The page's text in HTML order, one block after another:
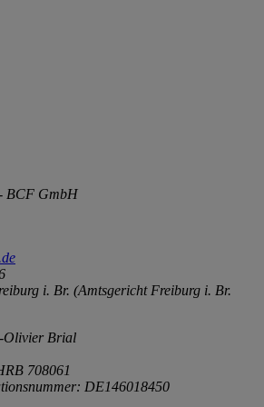
BCF GmbH
i. Br. (Amtsgericht Freiburg i. Br.
Olivier Brial
708061
DE146018450